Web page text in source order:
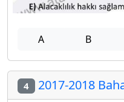
A B
4 2017-2018